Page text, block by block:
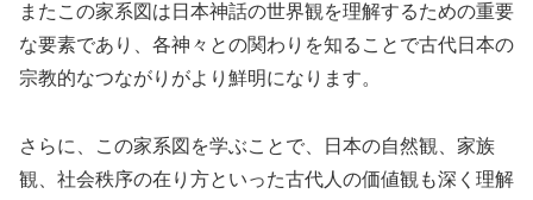
またこの家系図は日本神話の世界観を理解するための重要
な要素であり、各神々との関わりを知ることで古代日本の
宗教的なつながりがより鮮明になります。
さらに、この家系図を学ぶことで、日本の自然観、家族
観、社会秩序の在り方といった古代人の価値観も深く理解